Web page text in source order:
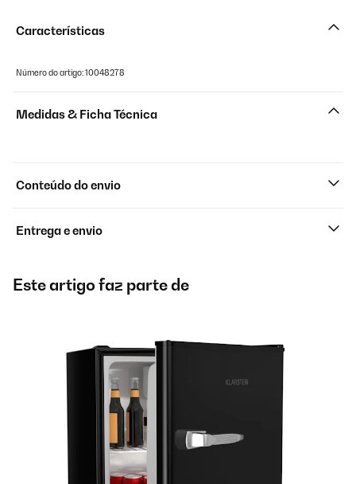
Características
Número do artigo: 10048278
Medidas & Ficha Técnica
Conteúdo do envio
Entrega e envio
Este artigo faz parte de